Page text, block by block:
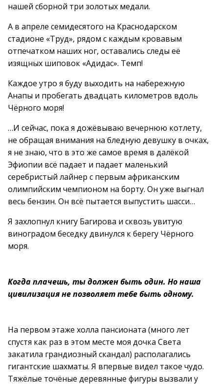
нашей сборной три золотых медали.
А в апреле семидесятого на Краснодарском
стадионе «Труд», рядом с каждым кровавым
отпечатком наших ног, оставались следы её
изящных шиповок «Адидас». Темп!
Каждое утро я буду выходить на набережную
Анапы и пробегать двадцать километров вдоль
Чёрного моря!
…И сейчас, пока я дожёвываю вечернюю котлету,
не обращая внимания на бледную девушку в очках,
я не знаю, что в это же самое время в далёкой
Эфиопии всё падает и падает маленький
серебристый лайнер с первым африканским
олимпийским чемпионом на борту. Он уже выгнал
весь бензин. Он всё пытается выпустить шасси…
Я захлопнул книгу Багирова и сквозь увитую
виноградом беседку двинулся к берегу Чёрного
моря.
Когда плачешь, ты должен быть один. Но наша
цивилизация не позволяет тебе быть одному.
На первом этаже холла пансионата (много лет
спустя как раз в этом месте моя дочка Света
закатила грандиозный скандал) располагались
гигантские шахматы. Я впервые видел такое чудо.
Тяжёлые точёные деревянные фигуры вызвали у